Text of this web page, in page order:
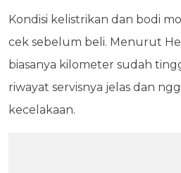
Kondisi kelistrikan dan bodi
cek sebelum beli. Menurut
biasanya kilometer sudah
riwayat servisnya jelas dan
kecelakaan.